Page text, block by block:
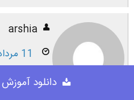
arshia
11 مرداد 1393
دانلود